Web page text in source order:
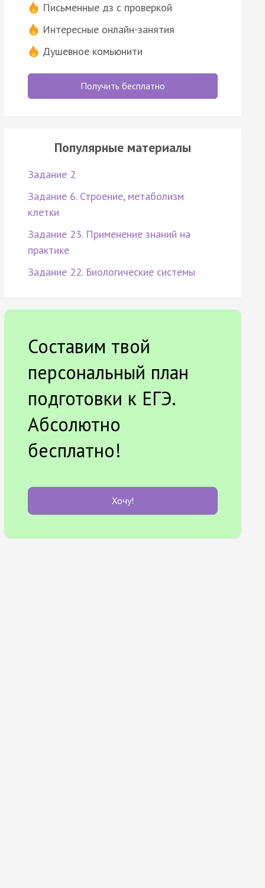
Письменные дз с проверкой
Интересные онлайн-занятия
Душевное комьюнити
Получить бесплатно
Популярные материалы
Задание 2
Задание 6. Строение, метаболизм
клетки
Задание 23. Применение знаний на
практике
Задание 22. Биологические системы
Составим твой
персональный план
подготовки к ЕГЭ.
Абсолютно
бесплатно!
Хочу!